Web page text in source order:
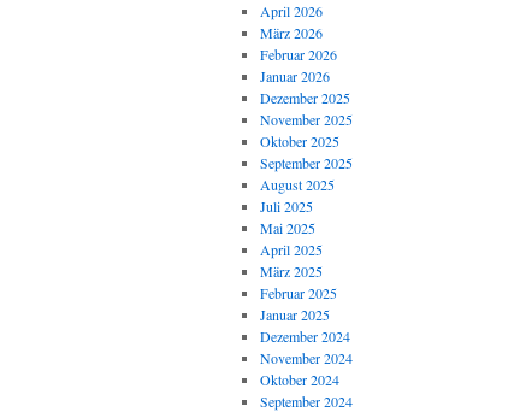
April 2026
März 2026
Februar 2026
Januar 2026
Dezember 2025
November 2025
Oktober 2025
September 2025
August 2025
Juli 2025
Mai 2025
April 2025
März 2025
Februar 2025
Januar 2025
Dezember 2024
November 2024
Oktober 2024
September 2024